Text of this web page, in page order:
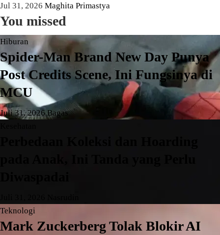
Jul 31, 2026 Maghita Primastya
You missed
Hiburan
Spider-Man Brand New Day Punya
Post Credits Scene, Ini Fungsinya di
MCU
Juli 31, 2026Bagas
Teknologi
Mark Zuckerberg Tolak Blokir AI